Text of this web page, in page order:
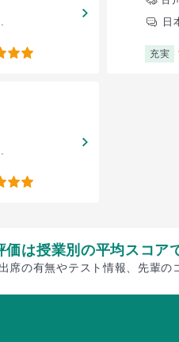
日
充実
価は授業別の平均スコア
席の有無やテスト情報、先輩の